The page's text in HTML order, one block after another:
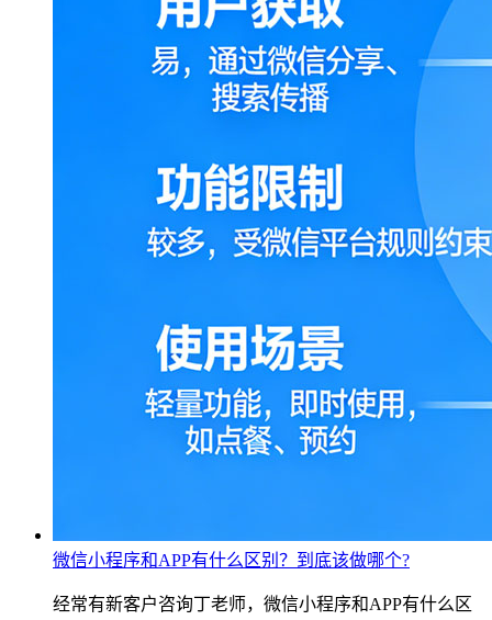
微信小程序和APP有什么区别？到底该做哪个?
经常有新客户咨询丁老师，微信小程序和APP有什么区